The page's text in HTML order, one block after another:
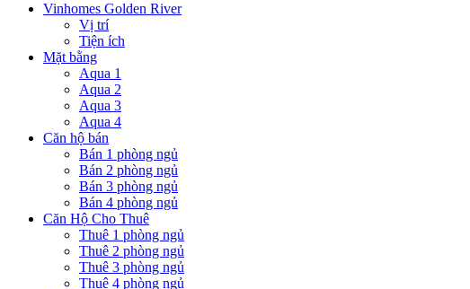
Vinhomes Golden River
Vị trí
Tiện ích
Mặt bằng
Aqua 1
Aqua 2
Aqua 3
Aqua 4
Căn hộ bán
Bán 1 phòng ngủ
Bán 2 phòng ngủ
Bán 3 phòng ngủ
Bán 4 phòng ngủ
Căn Hộ Cho Thuê
Thuê 1 phòng ngủ
Thuê 2 phòng ngủ
Thuê 3 phòng ngủ
Thuê 4 phòng ngủ